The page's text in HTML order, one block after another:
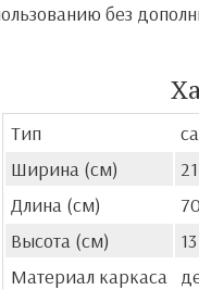
без
Тип
Ширина (см)
21
Длина (см)
Высота (см)
13
Материал каркаса